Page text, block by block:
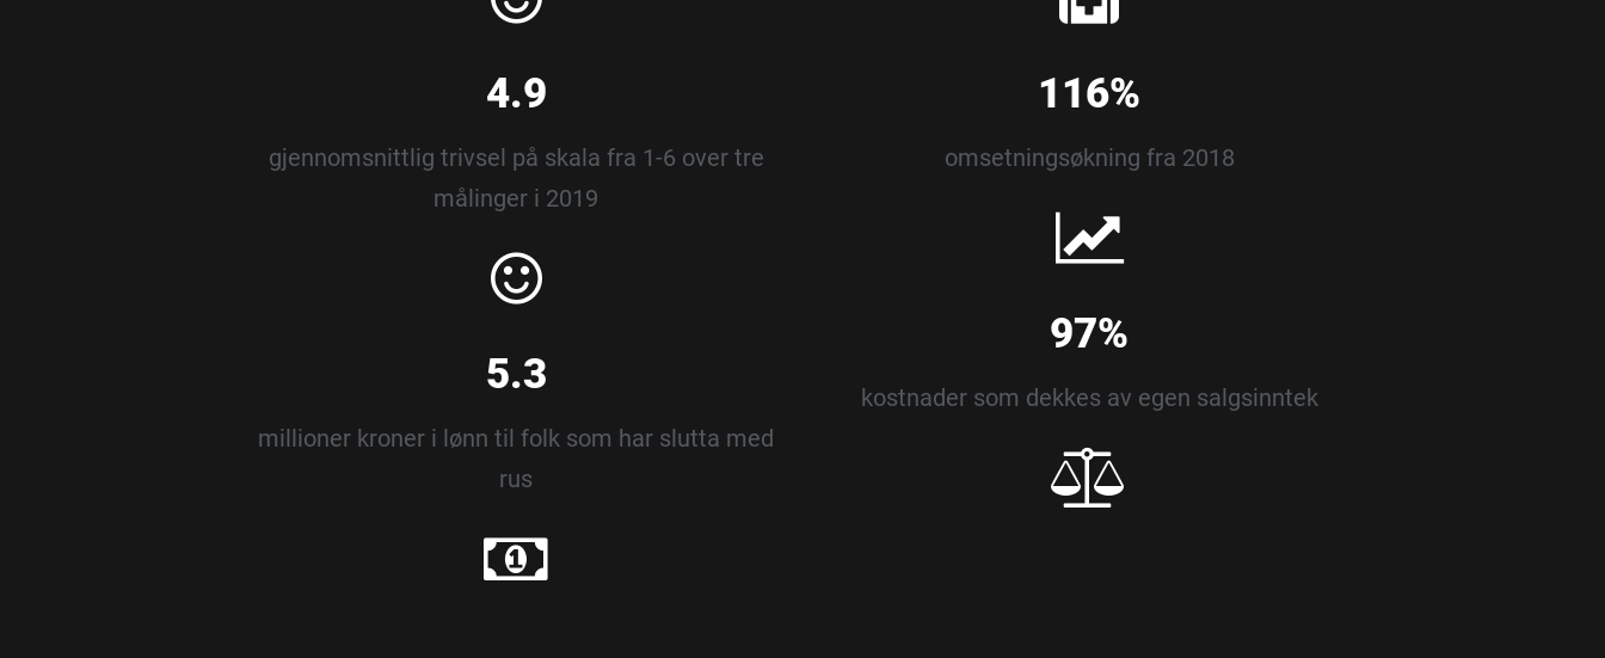
4.9
gjennomsnittlig trivsel på skala fra 1-6 over tre
målinger i 2019
5.3
millioner kroner i lønn til folk som har slutta med
rus
116%
omsetningsøkning fra 2018
97%
kostnader som dekkes av egen salgsinntek